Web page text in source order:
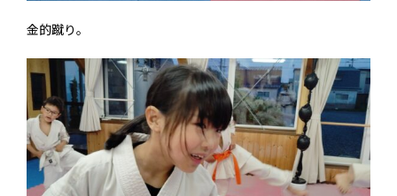
金的蹴り。